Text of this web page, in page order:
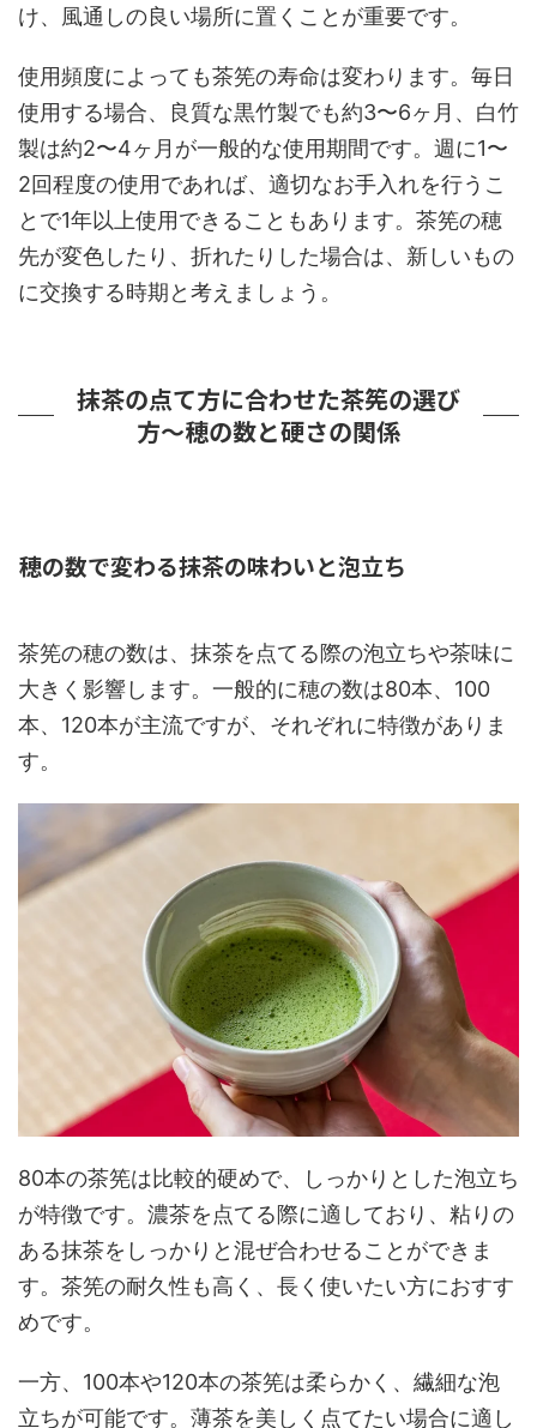
け、風通しの良い場所に置くことが重要です。
使用頻度によっても茶筅の寿命は変わります。毎日
使用する場合、良質な黒竹製でも約3〜6ヶ月、白竹
製は約2〜4ヶ月が一般的な使用期間です。週に1〜
2回程度の使用であれば、適切なお手入れを行うこ
とで1年以上使用できることもあります。茶筅の穂
先が変色したり、折れたりした場合は、新しいもの
に交換する時期と考えましょう。
抹茶の点て方に合わせた茶筅の選び
方～穂の数と硬さの関係
穂の数で変わる抹茶の味わいと泡立ち
茶筅の穂の数は、抹茶を点てる際の泡立ちや茶味に
大きく影響します。一般的に穂の数は80本、100
本、120本が主流ですが、それぞれに特徴がありま
す。
80本の茶筅は比較的硬めで、しっかりとした泡立ち
が特徴です。濃茶を点てる際に適しており、粘りの
ある抹茶をしっかりと混ぜ合わせることができま
す。茶筅の耐久性も高く、長く使いたい方におすす
めです。
一方、100本や120本の茶筅は柔らかく、繊細な泡
立ちが可能です。薄茶を美しく点てたい場合に適し